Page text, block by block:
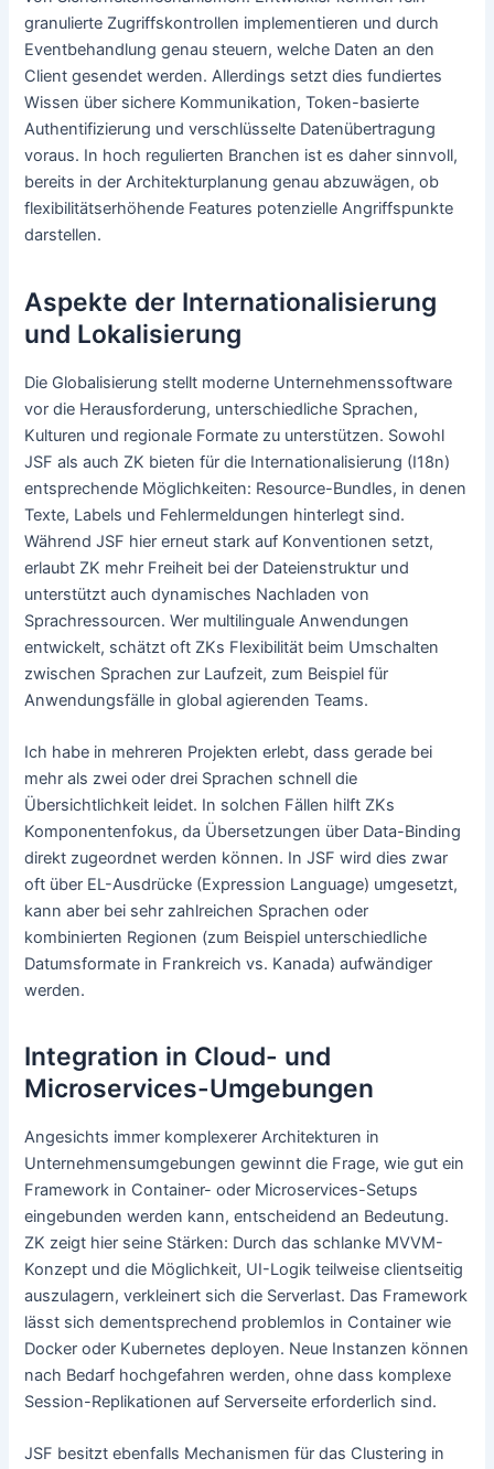
granulierte Zugriffskontrollen implementieren und durch
Eventbehandlung genau steuern, welche Daten an den
Client gesendet werden. Allerdings setzt dies fundiertes
Wissen über sichere Kommunikation, Token-basierte
Authentifizierung und verschlüsselte Datenübertragung
voraus. In hoch regulierten Branchen ist es daher sinnvoll,
bereits in der Architekturplanung genau abzuwägen, ob
flexibilitätserhöhende Features potenzielle Angriffspunkte
darstellen.
Aspekte der Internationalisierung
und Lokalisierung
Die Globalisierung stellt moderne Unternehmenssoftware
vor die Herausforderung, unterschiedliche Sprachen,
Kulturen und regionale Formate zu unterstützen. Sowohl
JSF als auch ZK bieten für die Internationalisierung (I18n)
entsprechende Möglichkeiten: Resource-Bundles, in denen
Texte, Labels und Fehlermeldungen hinterlegt sind.
Während JSF hier erneut stark auf Konventionen setzt,
erlaubt ZK mehr Freiheit bei der Dateienstruktur und
unterstützt auch dynamisches Nachladen von
Sprachressourcen. Wer multilinguale Anwendungen
entwickelt, schätzt oft ZKs Flexibilität beim Umschalten
zwischen Sprachen zur Laufzeit, zum Beispiel für
Anwendungsfälle in global agierenden Teams.
Ich habe in mehreren Projekten erlebt, dass gerade bei
mehr als zwei oder drei Sprachen schnell die
Übersichtlichkeit leidet. In solchen Fällen hilft ZKs
Komponentenfokus, da Übersetzungen über Data-Binding
direkt zugeordnet werden können. In JSF wird dies zwar
oft über EL-Ausdrücke (Expression Language) umgesetzt,
kann aber bei sehr zahlreichen Sprachen oder
kombinierten Regionen (zum Beispiel unterschiedliche
Datumsformate in Frankreich vs. Kanada) aufwändiger
werden.
Integration in Cloud- und
Microservices-Umgebungen
Angesichts immer komplexerer Architekturen in
Unternehmensumgebungen gewinnt die Frage, wie gut ein
Framework in Container- oder Microservices-Setups
eingebunden werden kann, entscheidend an Bedeutung.
ZK zeigt hier seine Stärken: Durch das schlanke MVVM-
Konzept und die Möglichkeit, UI-Logik teilweise clientseitig
auszulagern, verkleinert sich die Serverlast. Das Framework
lässt sich dementsprechend problemlos in Container wie
Docker oder Kubernetes deployen. Neue Instanzen können
nach Bedarf hochgefahren werden, ohne dass komplexe
Session-Replikationen auf Serverseite erforderlich sind.
JSF besitzt ebenfalls Mechanismen für das Clustering in